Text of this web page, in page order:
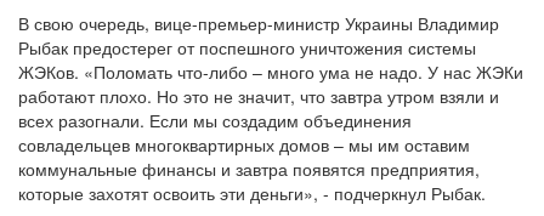
В свою очередь, вице-премьер-министр Украины Владимир
Рыбак предостерег от поспешного уничтожения системы
ЖЭКов. «Поломать что-либо – много ума не надо. У нас ЖЭКи
работают плохо. Но это не значит, что завтра утром взяли и
всех разогнали. Если мы создадим объединения
совладельцев многоквартирных домов – мы им оставим
коммунальные финансы и завтра появятся предприятия,
которые захотят освоить эти деньги», - подчеркнул Рыбак.